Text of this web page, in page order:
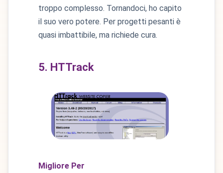
troppo complesso. Tornandoci, ho capito
il suo vero potere. Per progetti pesanti è
quasi imbattibile, ma richiede cura.
5. HTTrack
Migliore Per